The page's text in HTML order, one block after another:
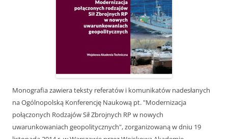
Monografia zawiera teksty referatów i komunikatów nadesłanych
na Ogólnopolską Konferencję Naukową pt. "Modernizacja
połączonych Rodzajów Sił Zbrojnych RP w nowych
uwarunkowaniach geopolitycznych", zorganizowaną w dniu 19